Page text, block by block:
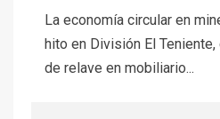
La economía circular en
hito en División El
de relave en mobiliario...
Codelco
camión
de San